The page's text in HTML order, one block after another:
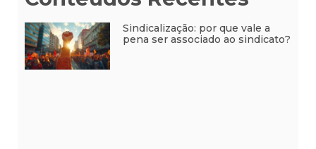
Sindicalização: por que vale a
pena ser associado ao sindicato?